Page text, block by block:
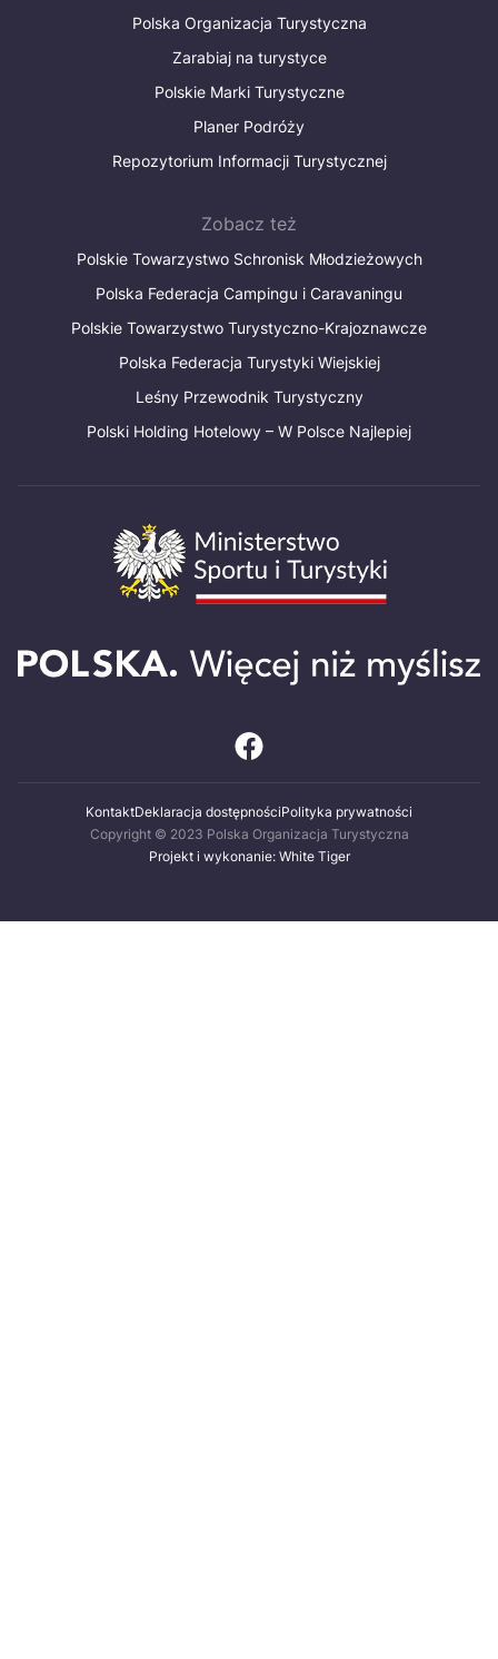
Polska Organizacja Turystyczna
Zarabiaj na turystyce
Polskie Marki Turystyczne
Planer Podróży
Repozytorium Informacji Turystycznej
Zobacz też
Polskie Towarzystwo Schronisk Młodzieżowych
Polska Federacja Campingu i Caravaningu
Polskie Towarzystwo Turystyczno-Krajoznawcze
Polska Federacja Turystyki Wiejskiej
Leśny Przewodnik Turystyczny
Polski Holding Hotelowy – W Polsce Najlepiej
KontaktDeklaracja dostępnościPolityka prywatności
Copyright © 2023 Polska Organizacja Turystyczna
Projekt i wykonanie: White Tiger